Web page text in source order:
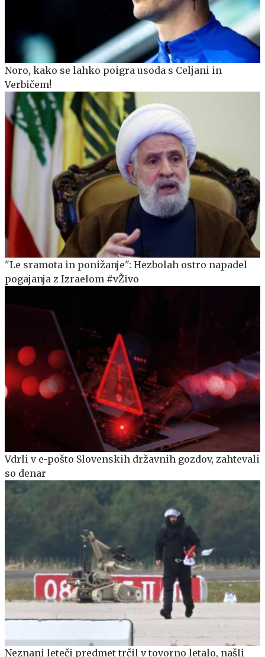
Noro, kako se lahko poigra usoda s Celjani in
Verbičem!
"Le sramota in ponižanje": Hezbolah ostro napadel
pogajanja z Izraelom #vŽivo
Vdrli v e-pošto Slovenskih državnih gozdov, zahtevali
so denar
Neznani leteči predmet trčil v tovorno letalo, našli